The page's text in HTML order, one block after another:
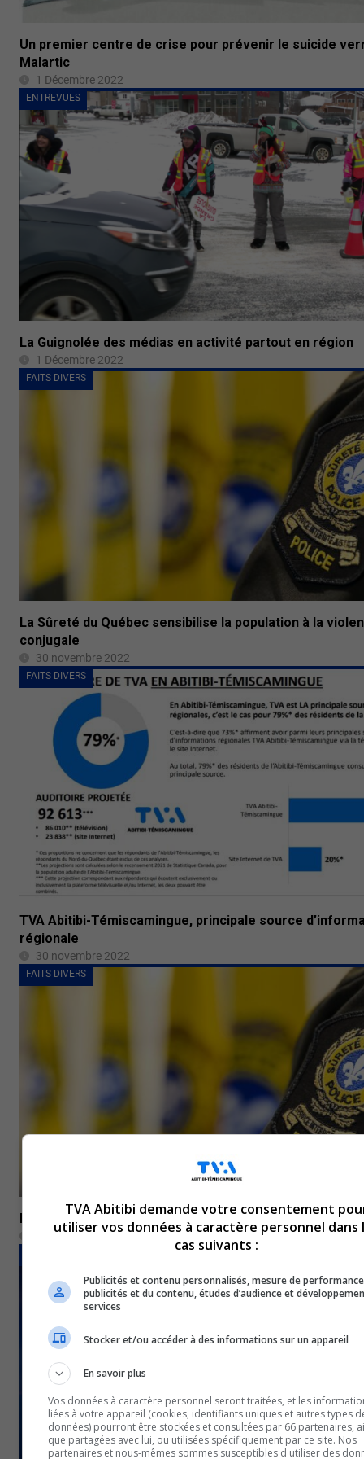
Un premier centre de crise pour prévenir le suicide
Malartic
1 Décembre 2022
ENTREVUES
La Guignolée des médias en activité partout en région
1 Décembre 2022
FAITS DIVERS
La Sûreté du Québec sensibilise la population à la
conjugale
30 novembre 2022
FAITS DIVERS
TVA Abitibi-Témiscamingue, principale source
régionale
30 novembre 2022
FAITS DIVERS
Disparition de deux adolescentes de Val-d’Or
24 novembre 2022
TVA Abitibi demande votre consentement
utiliser vos données à caractère personnel dans
cas suivants :
Publicités et contenu personnalisés, mesure de
publicités et du contenu, études d’audience et
services
Stocker et/ou accéder à des informations sur un appareil
En savoir plus
Vos données à caractère personnel seront traitées, et les
liées à votre appareil (cookies, identifiants uniques et autres types
données) pourront être stockées et consultées par 66 partenaires,
que partagées avec lui, ou utilisées spécifiquement par ce site. Nos
partenaires et nous-mêmes sommes susceptibles d'utiliser des